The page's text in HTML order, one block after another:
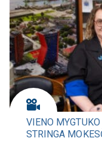
VIENO
STRINGA